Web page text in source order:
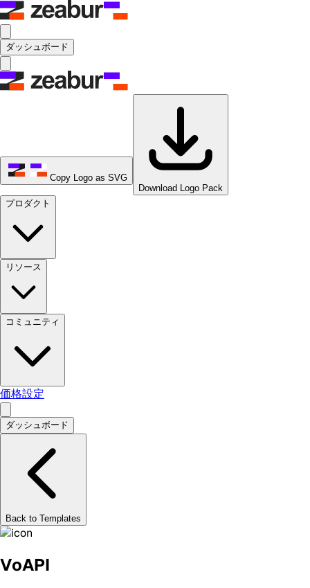
ダッシュボード
Copy Logo as SVG
Download Logo Pack
プロダクト
リソース
コミュニティ
価格設定
ダッシュボード
Back to Templates
VoAPI